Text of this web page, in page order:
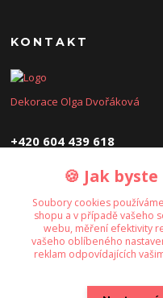
KONTAKT
Dekorace Olga Dvořáková
+420 604 439 618
🍪 Jak
Soubory cookies
shopu a v případě vašeho
webu, měření efektivity
vašeho oblíbeného
reklam odpovídajících